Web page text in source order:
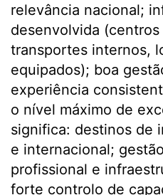
relevância nacional;
desenvolvida
transportes internos,
equipados); boa
experiência
o nível máximo de
significa: destinos de
e internacional;
profissional e
forte controlo de